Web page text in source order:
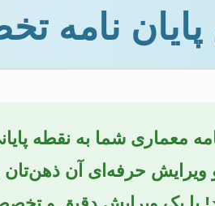
پایان نامه
معماری شما به نقطه
ویرایش حرفه‌ای آن